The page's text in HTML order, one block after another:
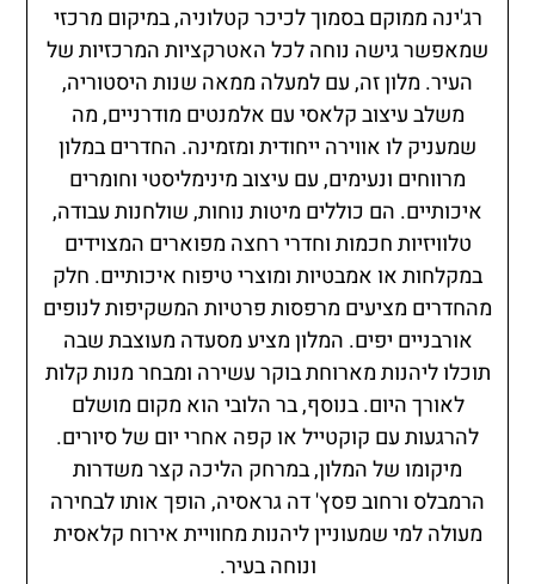
רג'ינה ממוקם בסמוך לכיכר קטלוניה, במיקום מרכזי
שמאפשר גישה נוחה לכל האטרקציות המרכזיות של
העיר. מלון זה, עם למעלה ממאה שנות היסטוריה,
משלב עיצוב קלאסי עם אלמנטים מודרניים, מה
שמעניק לו אווירה ייחודית ומזמינה. החדרים במלון
מרווחים ונעימים, עם עיצוב מינימליסטי וחומרים
איכותיים. הם כוללים מיטות נוחות, שולחנות עבודה,
טלוויזיות חכמות וחדרי רחצה מפוארים המצוידים
במקלחות או אמבטיות ומוצרי טיפוח איכותיים. חלק
מהחדרים מציעים מרפסות פרטיות המשקיפות לנופים
אורבניים יפים. המלון מציע מסעדה מעוצבת שבה
תוכלו ליהנות מארוחת בוקר עשירה ומבחר מנות קלות
לאורך היום. בנוסף, בר הלובי הוא מקום מושלם
להרגעות עם קוקטייל או קפה אחרי יום של סיורים.
מיקומו של המלון, במרחק הליכה קצר משדרות
הרמבלס ורחוב פסץ' דה גראסיה, הופך אותו לבחירה
מעולה למי שמעוניין ליהנות מחוויית אירוח קלאסית
ונוחה בעיר.